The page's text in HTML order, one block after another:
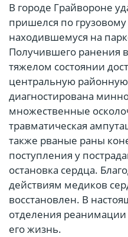
В городе Грайвороне
пришелся по
находившемуся на
Получившего ранения
тяжелом состоянии
центральную
диагностирована
множественные
травматическая
также рваные раны
поступления у
остановка сердца.
действиям медиков
восстановлен. В
отделения
его жизнь.